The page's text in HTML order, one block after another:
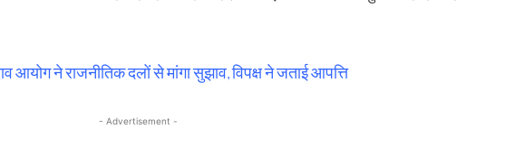
ने राजनीतिक दलों से मांगा सुझाव, विपक्ष ने जताई आपत्ति
- Advertisement -